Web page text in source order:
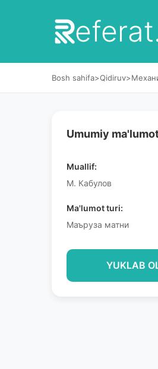
Bosh sahifa>Qidiruv>
Umumiy
Muallif:
М. Кабулов
Ma'lumot turi:
Маъруза матни
YUKLAB